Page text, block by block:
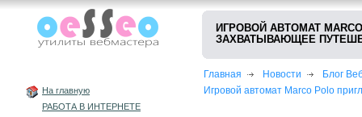
На главную
РАБОТА В ИНТЕРНЕТЕ
ИГРОВОЙ АВТОМАТ
ЗАХВАТЫВАЮЩЕЕ
Главная Новости
Блог
Игровой автомат Marco Polo